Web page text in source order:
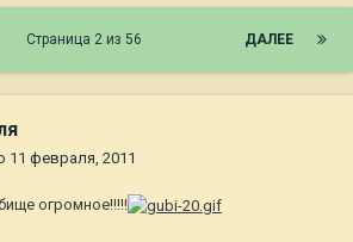
ДАЛЕЕ
Страница 2 из 56
11 февраля, 2011
огромное!!!!!